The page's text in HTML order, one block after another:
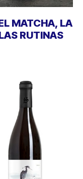
MATCHA, LA
RUTINAS